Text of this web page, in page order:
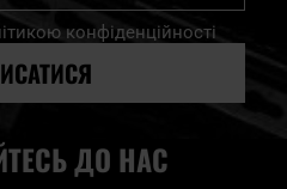
конфіденційності
ДО НАС